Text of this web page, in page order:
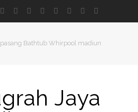
pasang Bathtub Whirpool madiun